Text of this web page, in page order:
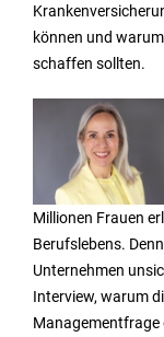
können und
schaffen sollten.
Millionen Frauen
Berufslebens.
Unternehmen
Interview, warum